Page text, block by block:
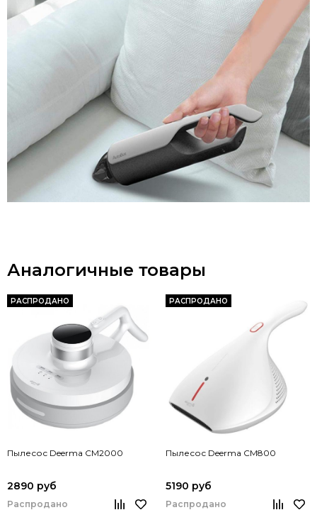
Аналогичные товары
РАСПРОДАНО
Пылесос Deerma CM2000
2890 руб
Распродано
РАСПРОДАНО
Пылесос Deerma CM800
5190 руб
Распродано